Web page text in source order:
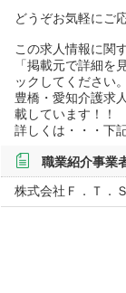
どうぞお気軽にご
この求人情報に関
「掲載元で詳細を
ックしてください。
豊橋・愛知介護求
載しています！！
詳しくは・・・下
職業紹介事業
株式会社Ｆ．Ｔ．Ｓ